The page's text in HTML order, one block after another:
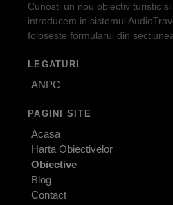
Cunosti un nou obiectiv turistic
introducem in sistemul
foloseste formularul din
LEGATURI
ANPC
PAGINI SITE
Acasa
Harta Obiectivelor
Obiective
Blog
Contact